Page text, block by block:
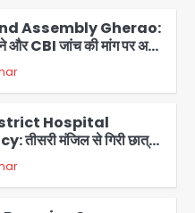
Assembly Gherao:
और CBI जांच की मांग पर अड़े
और बैरिकेडिंग तैनात
Hospital
तीसरी मंजिल से गिरी छात्रा
प्राइवेट अस्पताल में भर्ती